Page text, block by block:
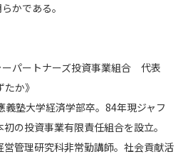
かである。
ーパートナーズ投資事業組合 代表
か》
塾大学経済学部卒。84年現ジャフ
の投資事業有限責任組合を設立。
管理研究科非常勤講師。社会貢献活